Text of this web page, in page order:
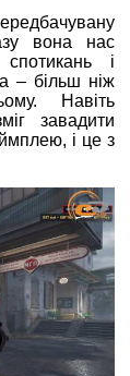
вона нас
і
– більш ніж
Навіть
завадити
і це з